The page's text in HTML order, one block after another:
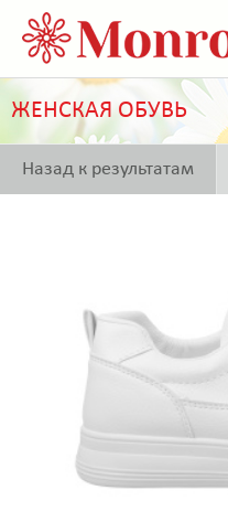
ЖЕНСКАЯ ОБУВЬ
Назад к результатам